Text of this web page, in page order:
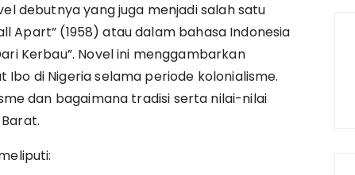
debutnya yang juga menjadi salah satu
Apart” (1958) atau dalam bahasa Indonesia
Kerbau”. Novel ini menggambarkan
di Nigeria selama periode kolonialisme.
dan bagaimana tradisi serta nilai-nilai